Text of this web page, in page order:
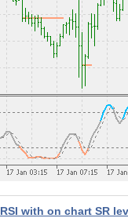
RSI with on chart SR